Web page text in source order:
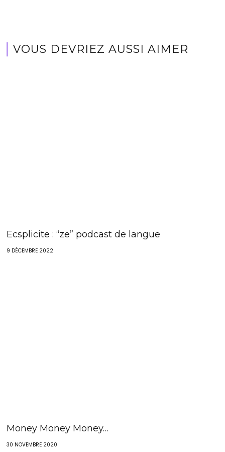
VOUS DEVRIEZ AUSSI AIMER
Ecsplicite : “ze” podcast de langue
9 DÉCEMBRE 2022
Money Money Money…
30 NOVEMBRE 2020